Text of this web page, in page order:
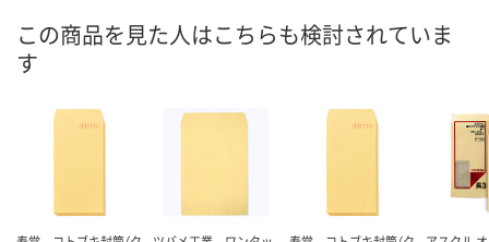
お届け日
数量 数量
カ
この商品を見た人はこちらも検討されていま
す